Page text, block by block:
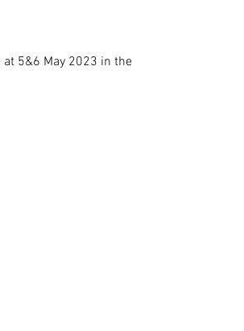
5&6 May 2023 in the